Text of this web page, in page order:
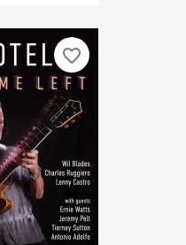
favorite_border